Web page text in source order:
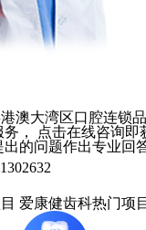
澳大湾区口腔连锁
， 点击在线咨询即
的问题作出专业回
爱康健齿科热门项目